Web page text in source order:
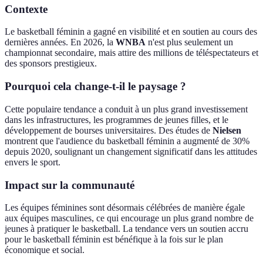
Contexte
Le basketball féminin a gagné en visibilité et en soutien au cours des
dernières années. En 2026, la WNBA n'est plus seulement un
championnat secondaire, mais attire des millions de téléspectateurs et
des sponsors prestigieux.
Pourquoi cela change-t-il le paysage ?
Cette populaire tendance a conduit à un plus grand investissement
dans les infrastructures, les programmes de jeunes filles, et le
développement de bourses universitaires. Des études de Nielsen
montrent que l'audience du basketball féminin a augmenté de 30%
depuis 2020, soulignant un changement significatif dans les attitudes
envers le sport.
Impact sur la communauté
Les équipes féminines sont désormais célébrées de manière égale
aux équipes masculines, ce qui encourage un plus grand nombre de
jeunes à pratiquer le basketball. La tendance vers un soutien accru
pour le basketball féminin est bénéfique à la fois sur le plan
économique et social.